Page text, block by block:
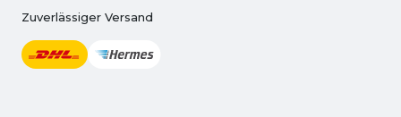
Zuverlässiger Versand